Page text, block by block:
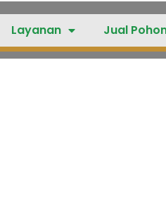
Layanan Jual